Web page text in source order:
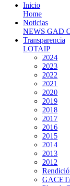
Inicio
Home
Noticias
NEWS GAD
Transparencia
LOTAIP
2024
2023
2022
2021
2020
2019
2018
2017
2016
2015
2014
2013
2012